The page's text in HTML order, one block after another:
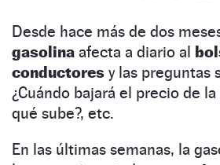
Desde hace más de dos
gasolina afecta a diario al
conductores y las preguntas
¿Cuándo bajará el precio de la
qué sube?, etc.
En las últimas semanas, la